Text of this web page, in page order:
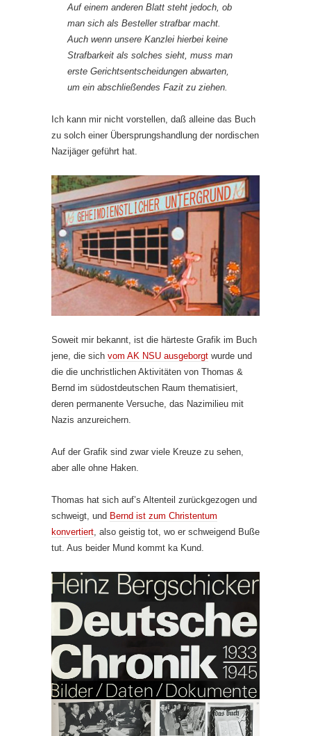
Auf einem anderen Blatt steht jedoch, ob
man sich als Besteller strafbar macht.
Auch wenn unsere Kanzlei hierbei keine
Strafbarkeit als solches sieht, muss man
erste Gerichtsentscheidungen abwarten,
um ein ab­schließendes Fazit zu ziehen.
Ich kann mir nicht vorstellen, daß alleine das Buch
zu solch einer Übersprungshandlung der nordischen
Nazijäger geführt hat.
Soweit mir bekannt, ist die härteste Grafik im Buch
jene, die sich vom AK NSU ausgeborgt wurde und
die die unchristlichen Aktivitäten von Thomas &
Bernd im südostdeutschen Raum thematisiert,
deren permanente Versuche, das Nazimilieu mit
Nazis anzureichern.
Auf der Grafik sind zwar viele Kreuze zu sehen,
aber alle ohne Haken.
Thomas hat sich auf’s Altenteil zurückgezogen und
schweigt, und Bernd ist zum Christentum
konvertiert, also geistig tot, wo er schweigend Buße
tut. Aus beider Mund kommt ka Kund.